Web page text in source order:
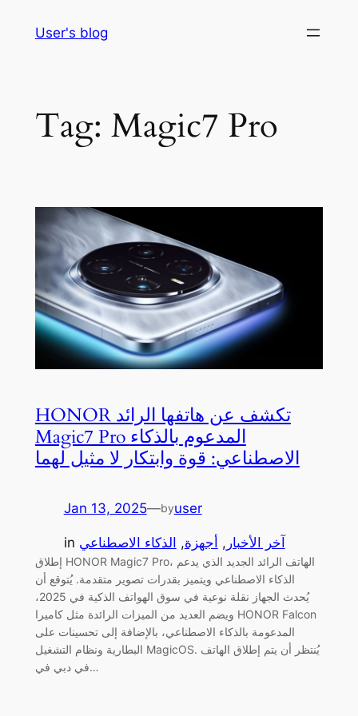
User's blog
Tag: Magic7 Pro
HONOR تكشف عن هاتفها الرائد
Magic7 Pro المدعوم بالذكاء
الاصطناعي: قوة وابتكار لا مثيل لهما
Jan 13, 2025—byuser
in آخر الأخبار , أجهزة, الذكاء الاصطناعي
إطلاق HONOR Magic7 Pro، الهاتف الرائد الجديد الذي يدعم
الذكاء الاصطناعي ويتميز بقدرات تصوير متقدمة. يُتوقع أن
يُحدث الجهاز نقلة نوعية في سوق الهواتف الذكية في 2025،
ويضم العديد من الميزات الرائدة مثل كاميرا HONOR Falcon
المدعومة بالذكاء الاصطناعي، بالإضافة إلى تحسينات على
البطارية ونظام التشغيل MagicOS. يُنتظر أن يتم إطلاق الهاتف
في دبي في…